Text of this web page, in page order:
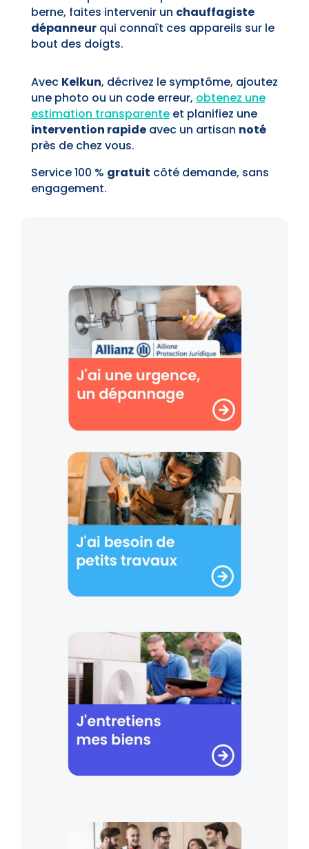
berne, faites intervenir un chauffagiste
dépanneurqui connaît ces appareils sur le
bout des doigts.
Avec Kelkun, décrivez le symptôme, ajoutez
une photo ou un code erreur, obtenez une
estimation transparenteet planifiez une
intervention rapideavec un artisan noté
près de chez vous.
Service 100 % gratuit côté demande, sans
engagement.